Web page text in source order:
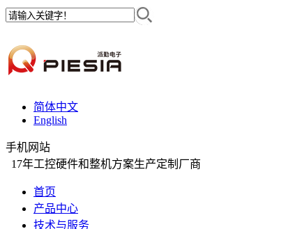
简体中文
English
手机网站
17年工控硬件和整机方案生产定制厂商
首页
产品中心
技术与服务